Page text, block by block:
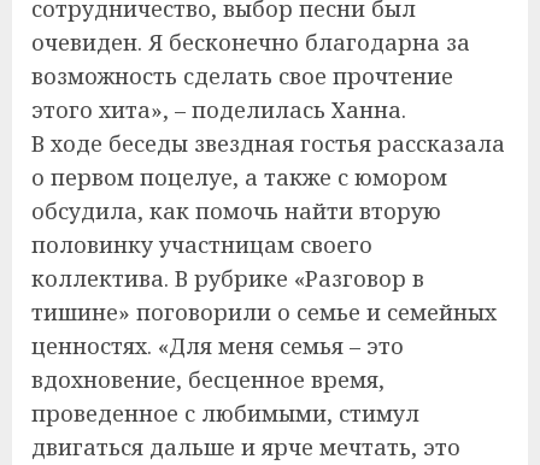
сотрудничество, выбор песни был
очевиден. Я бесконечно благодарна за
возможность сделать свое прочтение
этого хита», – поделилась Ханна.
В ходе беседы звездная гостья рассказала
о первом поцелуе, а также с юмором
обсудила, как помочь найти вторую
половинку участницам своего
коллектива. В рубрике «Разговор в
тишине» поговорили о семье и семейных
ценностях. «Для меня семья – это
вдохновение, бесценное время,
проведенное с любимыми, стимул
двигаться дальше и ярче мечтать, это